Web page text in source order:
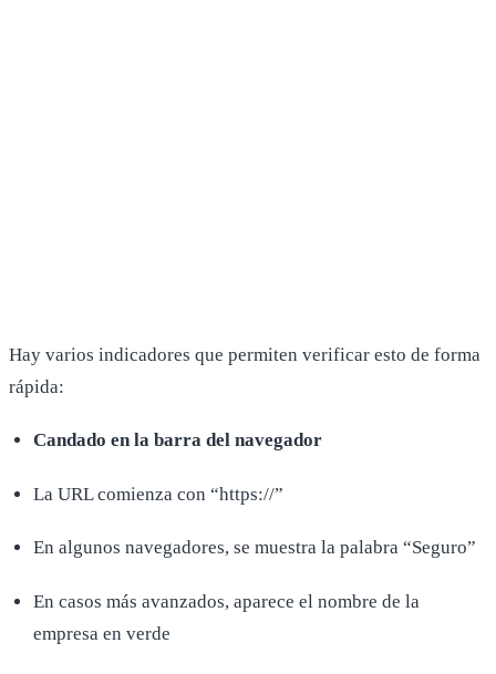
Hay varios indicadores que permiten verificar esto de forma
rápida:
Candado en la barra del navegador
La URL comienza con “https://”
En algunos navegadores, se muestra la palabra “Seguro”
En casos más avanzados, aparece el nombre de la
empresa en verde